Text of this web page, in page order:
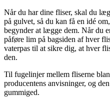
Når du har dine fliser, skal du
på gulvet, så du kan få en idé
begynder at lægge dem. Når du
påføre lim på bagsiden af hver
vaterpas til at sikre dig, at hver
den.
Til fugelinjer mellem fliserne
producentens anvisninger, og
gummiged.